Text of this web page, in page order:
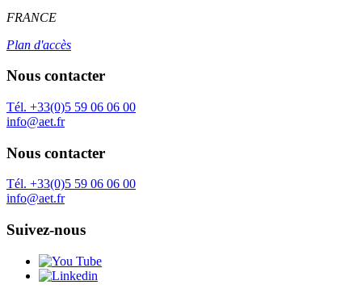
FRANCE
Plan d'accès
Nous contacter
Tél. +33(0)5 59 06 06 00
info@aet.fr
Nous contacter
Tél. +33(0)5 59 06 06 00
info@aet.fr
Suivez-nous